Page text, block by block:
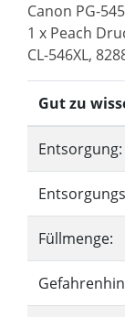
Canon PG-
1 x Peach
CL-546XL,
Gut zu
Entsorgung:
Füllmenge: